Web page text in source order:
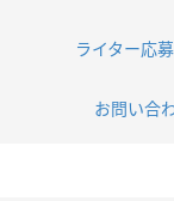
ライター応募
お問い合